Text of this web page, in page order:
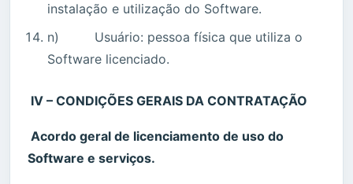
instalação e utilização do Software.
n) Usuário: pessoa física que utiliza o
Software licenciado.
IV – CONDIÇÕES GERAIS DA CONTRATAÇÃO
Acordo geral de licenciamento de uso do
Software e serviços.